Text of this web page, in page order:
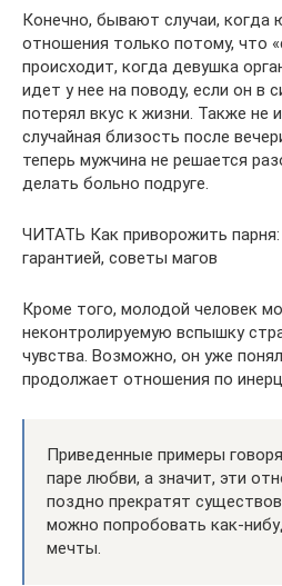
Конечно, бывают случаи, когда
отношения только потому, что
происходит, когда девушка
идет у нее на поводу, если он в
потерял вкус к жизни. Также не
случайная близость после
теперь мужчина не решается
делать больно подруге.
ЧИТАТЬ Как приворожить
гарантией, советы магов
Кроме того, молодой человек
неконтролируемую вспышку
чувства. Возможно, он уже
продолжает отношения по
Приведенные примеры
паре любви, а значит, эти
поздно прекратят
можно попробовать как-
мечты.